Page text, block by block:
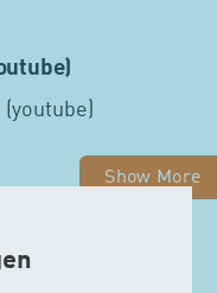
Show More